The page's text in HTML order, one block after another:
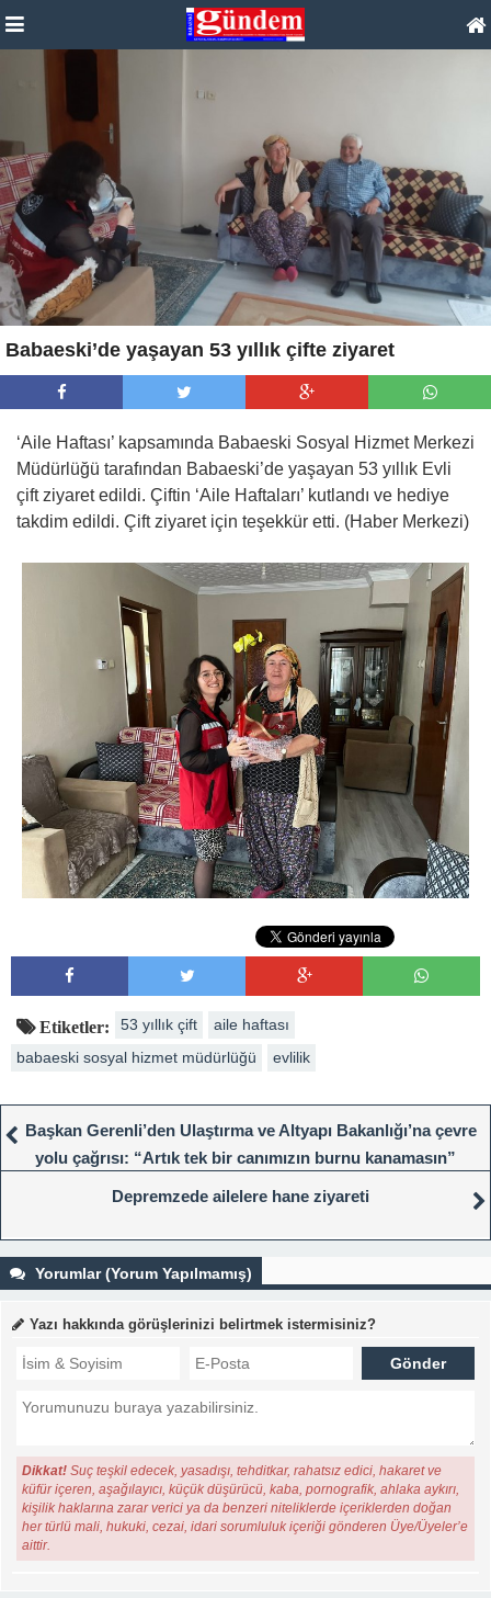
Babaeski’de yaşayan 53 yıllık çifte ziyaret
‘Aile Haftası’ kapsamında Babaeski Sosyal Hizmet Merkezi
Müdürlüğü tarafından Babaeski’de yaşayan 53 yıllık Evli
çift ziyaret edildi. Çiftin ‘Aile Haftaları’ kutlandı ve hediye
takdim edildi. Çift ziyaret için teşekkür etti. (Haber Merkezi)
Etiketler: 53 yıllık çift
aile haftası
babaeski sosyal hizmet müdürlüğü
evlilik
Başkan Gerenli’den Ulaştırma ve Altyapı Bakanlığı’na çevre
yolu çağrısı: “Artık tek bir canımızın burnu kanamasın”
Depremzede ailelere hane ziyareti
Yorumlar (Yorum Yapılmamış)
Yazı hakkında görüşlerinizi belirtmek istermisiniz?
Dikkat! Suç teşkil edecek, yasadışı, tehditkar, rahatsız edici, hakaret ve
küfür içeren, aşağılayıcı, küçük düşürücü, kaba, pornografik, ahlaka aykırı,
kişilik haklarına zarar verici ya da benzeri niteliklerde içeriklerden doğan
her türlü mali, hukuki, cezai, idari sorumluluk içeriği gönderen Üye/Üyeler’e
aittir.